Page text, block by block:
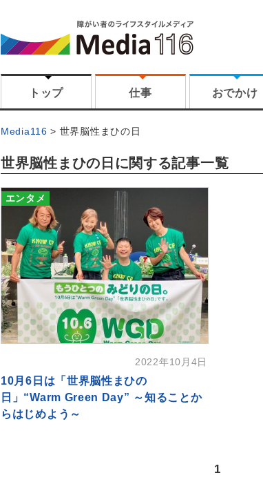
トップ 仕事 おでかけ
Media116 世界脳性まひの日
世界脳性まひの日に関する記事一覧
エンタメ
2022年10月4日
10月6日は「世界脳性まひの
日」“Warm Green Day” ～知ることか
らはじめよう～
1